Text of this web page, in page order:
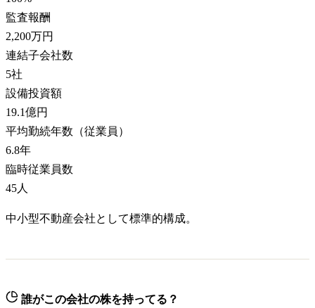
監査報酬
2,200万円
連結子会社数
5社
設備投資額
19.1億円
平均勤続年数（従業員）
6.8年
臨時従業員数
45人
中小型不動産会社として標準的構成。
誰がこの会社の株を持ってる？